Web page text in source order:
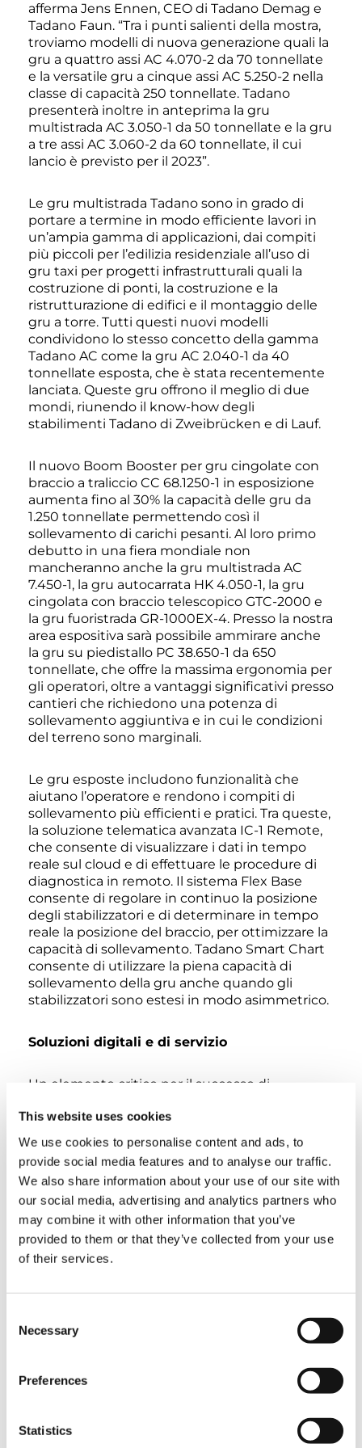
This website uses cookies
We use cookies to personalise content and ads, to
provide social media features and to analyse our traffic.
We also share information about your use of our site with
our social media, advertising and analytics partners who
may combine it with other information that you’ve
provided to them or that they’ve collected from your use
of their services.
Selection
Necessary
Preferences
Statistics
afferma Jens Ennen, CEO di Tadano Demag e
Tadano Faun. “Tra i punti salienti della mostra,
troviamo modelli di nuova generazione quali la
gru a quattro assi AC 4.070-2 da 70 tonnellate
e la versatile gru a cinque assi AC 5.250-2 nella
classe di capacità 250 tonnellate. Tadano
presenterà inoltre in anteprima la gru
multistrada AC 3.050-1 da 50 tonnellate e la gru
a tre assi AC 3.060-2 da 60 tonnellate, il cui
lancio è previsto per il 2023”.
Le gru multistrada Tadano sono in grado di
portare a termine in modo efficiente lavori in
un’ampia gamma di applicazioni, dai compiti
più piccoli per l’edilizia residenziale all’uso di
gru taxi per progetti infrastrutturali quali la
costruzione di ponti, la costruzione e la
ristrutturazione di edifici e il montaggio delle
gru a torre. Tutti questi nuovi modelli
condividono lo stesso concetto della gamma
Tadano AC come la gru AC 2.040-1 da 40
tonnellate esposta, che è stata recentemente
lanciata. Queste gru offrono il meglio di due
mondi, riunendo il know-how degli
stabilimenti Tadano di Zweibrücken e di Lauf.
Il nuovo Boom Booster per gru cingolate con
braccio a traliccio CC 68.1250-1 in esposizione
aumenta fino al 30% la capacità delle gru da
1.250 tonnellate permettendo così il
sollevamento di carichi pesanti. Al loro primo
debutto in una fiera mondiale non
mancheranno anche la gru multistrada AC
7.450-1, la gru autocarrata HK 4.050-1, la gru
cingolata con braccio telescopico GTC-2000 e
la gru fuoristrada GR-1000EX-4. Presso la nostra
area espositiva sarà possibile ammirare anche
la gru su piedistallo PC 38.650-1 da 650
tonnellate, che offre la massima ergonomia per
gli operatori, oltre a vantaggi significativi presso
cantieri che richiedono una potenza di
sollevamento aggiuntiva e in cui le condizioni
del terreno sono marginali.
Le gru esposte includono funzionalità che
aiutano l’operatore e rendono i compiti di
sollevamento più efficienti e pratici. Tra queste,
la soluzione telematica avanzata IC-1 Remote,
che consente di visualizzare i dati in tempo
reale sul cloud e di effettuare le procedure di
diagnostica in remoto. Il sistema Flex Base
consente di regolare in continuo la posizione
degli stabilizzatori e di determinare in tempo
reale la posizione del braccio, per ottimizzare la
capacità di sollevamento. Tadano Smart Chart
consente di utilizzare la piena capacità di
sollevamento della gru anche quando gli
stabilizzatori sono estesi in modo asimmetrico.
Soluzioni digitali e di servizio
Un elemento critico per il successo di
possibilità di disporre delle informazioni
quando e dove occorrono. È oggi disponibile
una gamma di nuove soluzioni digitali e di
strumenti online per rendere più facile ed
efficiente il lavoro dei clienti Tadano, a tutto
vantaggio della loro attività odierna e futura.
I membri del team Tadano saranno pronti a
mostrare ai visitatori la gamma di strumenti
delle gru, garantendo al contempo sicurezza
sollevamento includono forme CAD 2D e 3D,
oltre a modelli di dati BIM. I clienti potranno
pianificazione del sollevamento e a dati sulle
forze di reazione degli stabilizzatori per le linee
accedere agli strumenti online relativi alle